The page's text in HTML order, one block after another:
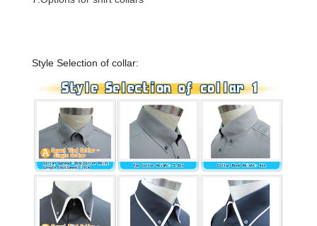
Style Selection of collar: